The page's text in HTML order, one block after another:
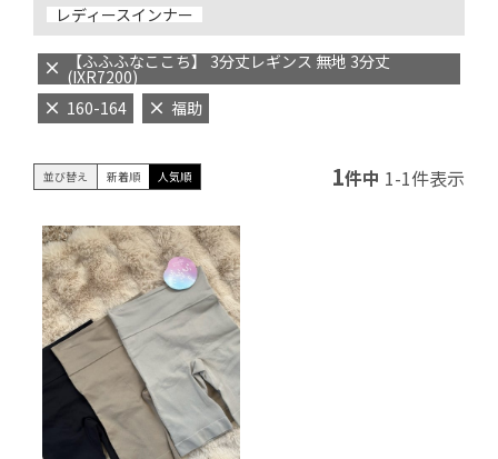
レディースインナー
【ふふふなここち】 3分丈レギンス 無地 3分丈
(IXR7200)
160-164
福助
並び替え 新着順 人気順 1件中 1-1件表示